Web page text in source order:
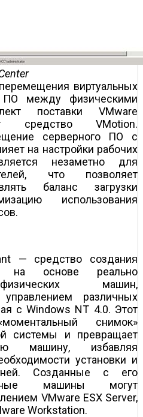
виртуальных
между физическими
поставки VMware
средство VMotion.
серверного ПО с
на настройки рабочих
незаметно для
что позволяет
баланс загрузки
использования
— средство создания
на основе реально
машин,
различных
с Windows NT 4.0. Этот
снимок»
системы и превращает
машину, избавляя
установки и
Созданные с его
машины могут
VMware ESX Server,
Workstation.